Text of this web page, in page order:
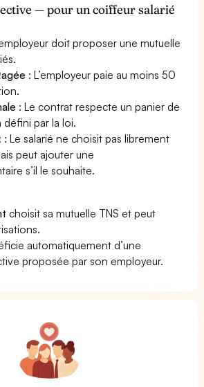
— pour un coiffeur salarié
doit proposer une mutuelle
: L’employeur paie au moins 50
: Le contrat respecte un panier de
défini par la loi.
: Le salarié ne choisit pas librement
peut ajouter une
s’il le souhaite.
choisit sa mutuelle TNS et peut
automatiquement d’une
proposée par son employeur.